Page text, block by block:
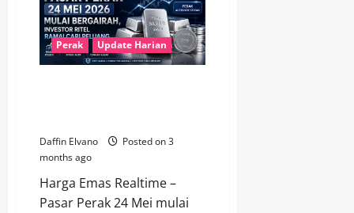
2026
Bergairah
Lagi,
Investor
Ritel
Mulai
Perak Update Harian
Daffin Elvano
Posted on 3
months ago
Harga Emas Realtime –
Pasar Perak 24 Mei mulai